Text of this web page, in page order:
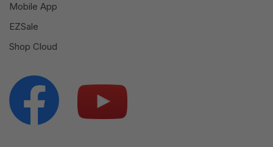
Mobile App
EZSale
Shop Cloud